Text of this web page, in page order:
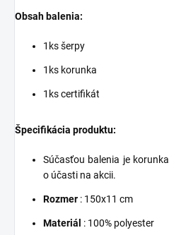
Obsah balenia:
1ks šerpy
1ks korunka
1ks certifikát
Špecifikácia produktu:
Súčasťou balenia je
o účasti na akcii.
Rozmer : 150x11 cm
Materiál : 100% polyester